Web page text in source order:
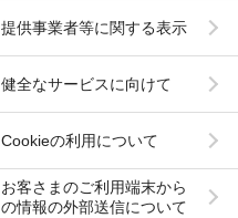
提供事業者等に関する表示
健全なサービスに向けて
Cookieの利用について
お客さまのご利用端末から
の情報の外部送信について